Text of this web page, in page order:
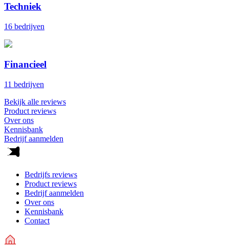
Techniek
16 bedrijven
Financieel
11 bedrijven
Bekijk alle reviews
Product reviews
Over ons
Kennisbank
Bedrijf aanmelden
Bedrijfs reviews
Product reviews
Bedrijf aanmelden
Over ons
Kennisbank
Contact